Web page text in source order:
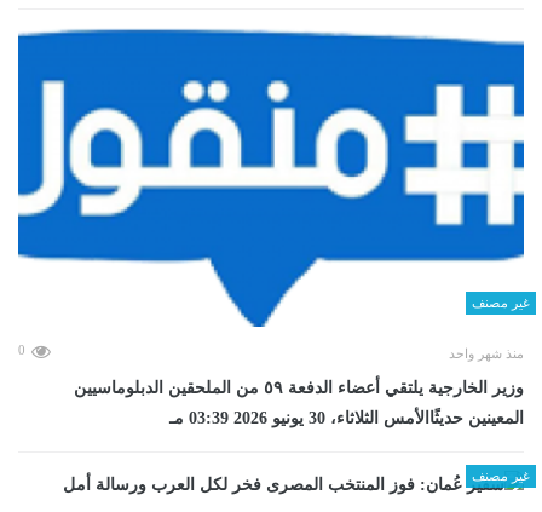
غير مصنف
منذ شهر واحد 0
وزير الخارجية يلتقي أعضاء الدفعة ٥٩ من الملحقين الدبلوماسيين
المعينين حديثًاالأمس الثلاثاء، 30 يونيو 2026 03:39 مـ
غير مصنف